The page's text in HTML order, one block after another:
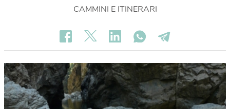
CAMMINI E ITINERARI